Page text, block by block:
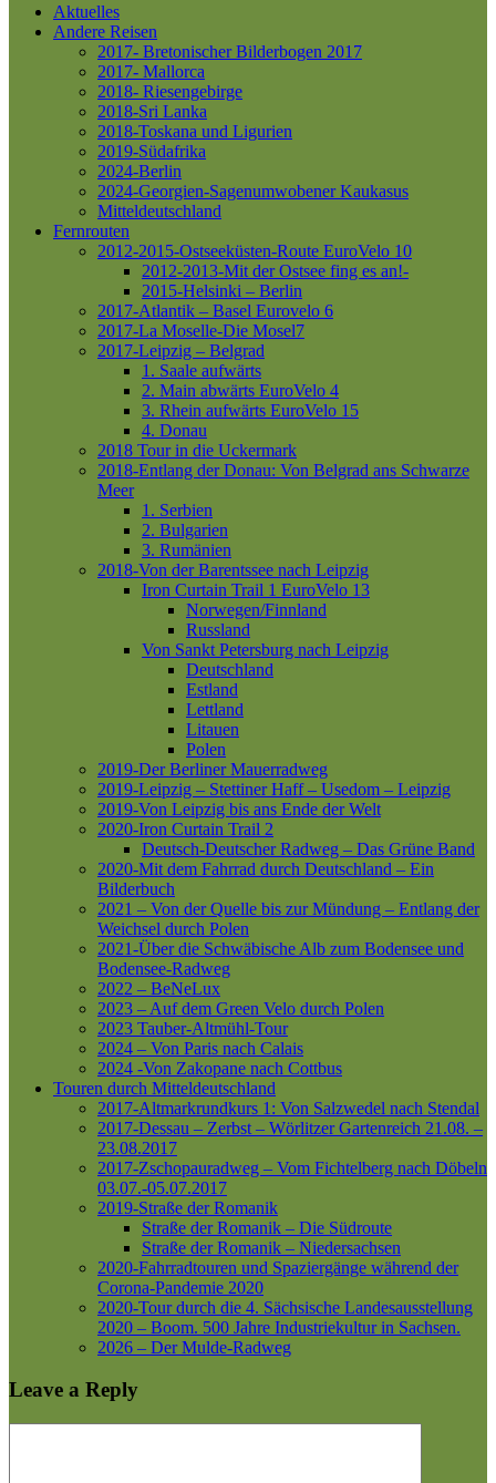
Aktuelles
Andere Reisen
2017- Bretonischer Bilderbogen 2017
2017- Mallorca
2018- Riesengebirge
2018-Sri Lanka
2018-Toskana und Ligurien
2019-Südafrika
2024-Berlin
2024-Georgien-Sagenumwobener Kaukasus
Mitteldeutschland
Fernrouten
2012-2015-Ostseeküsten-Route EuroVelo 10
2012-2013-Mit der Ostsee fing es an!-
2015-Helsinki – Berlin
2017-Atlantik – Basel Eurovelo 6
2017-La Moselle-Die Mosel7
2017-Leipzig – Belgrad
1. Saale aufwärts
2. Main abwärts EuroVelo 4
3. Rhein aufwärts EuroVelo 15
4. Donau
2018 Tour in die Uckermark
2018-Entlang der Donau: Von Belgrad ans Schwarze
Meer
1. Serbien
2. Bulgarien
3. Rumänien
2018-Von der Barentssee nach Leipzig
Iron Curtain Trail 1 EuroVelo 13
Norwegen/Finnland
Russland
Von Sankt Petersburg nach Leipzig
Deutschland
Estland
Lettland
Litauen
Polen
2019-Der Berliner Mauerradweg
2019-Leipzig – Stettiner Haff – Usedom – Leipzig
2019-Von Leipzig bis ans Ende der Welt
2020-Iron Curtain Trail 2
Deutsch-Deutscher Radweg – Das Grüne Band
2020-Mit dem Fahrrad durch Deutschland – Ein
Bilderbuch
2021 – Von der Quelle bis zur Mündung – Entlang der
Weichsel durch Polen
2021-Über die Schwäbische Alb zum Bodensee und
Bodensee-Radweg
2022 – BeNeLux
2023 – Auf dem Green Velo durch Polen
2023 Tauber-Altmühl-Tour
2024 – Von Paris nach Calais
2024 -Von Zakopane nach Cottbus
Touren durch Mitteldeutschland
2017-Altmarkrundkurs 1: Von Salzwedel nach Stendal
2017-Dessau – Zerbst – Wörlitzer Gartenreich 21.08. –
23.08.2017
2017-Zschopauradweg – Vom Fichtelberg nach Döbeln
03.07.-05.07.2017
2019-Straße der Romanik
Straße der Romanik – Die Südroute
Straße der Romanik – Niedersachsen
2020-Fahrradtouren und Spaziergänge während der
Corona-Pandemie 2020
2020-Tour durch die 4. Sächsische Landesausstellung
2020 – Boom. 500 Jahre Industriekultur in Sachsen.
2026 – Der Mulde-Radweg
Leave a Reply